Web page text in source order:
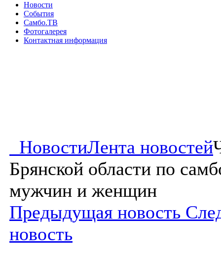
Новости
События
Самбо.ТВ
Фотогалерея
Контактная информация
НовостиЛента новостей
Брянской области по
мужчин и женщин
Предыдущая новость
новость